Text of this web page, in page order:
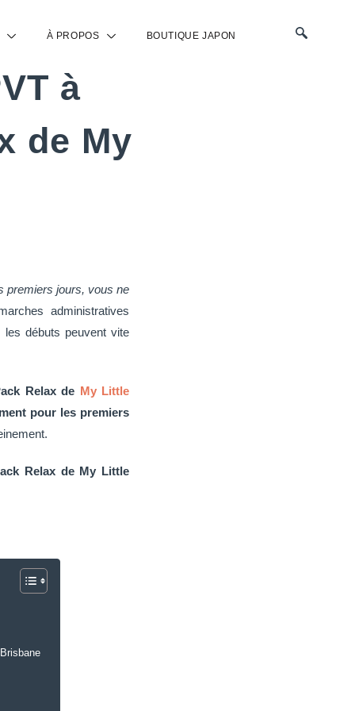
À PROPOS BOUTIQUE JAPON
France
à
de My
premiers jours, vous ne
administratives
débuts peuvent vite
Relax de My Little
pour les premiers
Relax de My Little